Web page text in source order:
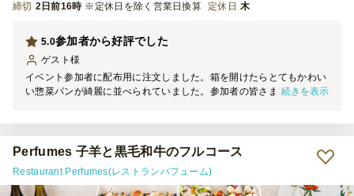
締切 2日前16時 ※定休日を除く営業日換算 定休日 木
参加者から好評でした
5.0
ゲスト 様
イベント参加者に配布用に注文しました。箱を開けたらとてもかわい
い惣菜パンが綺麗に並べられていました。参加者の皆さまからも、可
続きを表示
Perfumes 子羊と黒毛和牛のフルコース
Restaurant Perfumes(レストランパフューム)